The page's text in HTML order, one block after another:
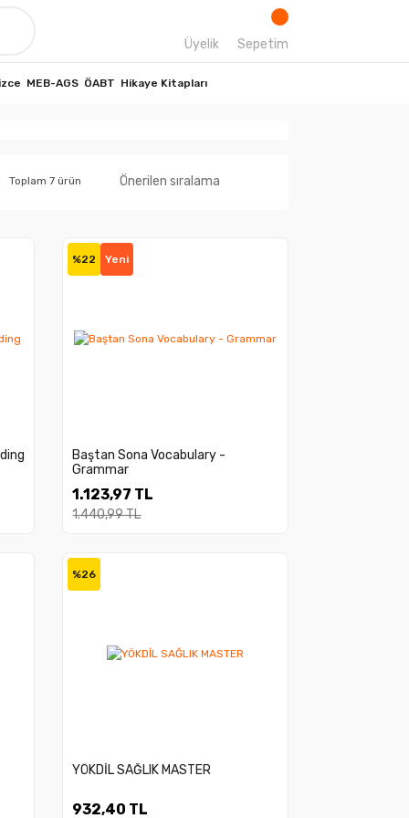
Üyelik Sepetim
MEB-AGS ÖABT Hikaye Kitapları
Toplam 7 ürün
%22 Yeni
Baştan Sona Vocabulary -
Grammar
1.123,97 TL
1.440,99 TL
%26
YÖKDİL SAĞLIK MASTER
932,40 TL